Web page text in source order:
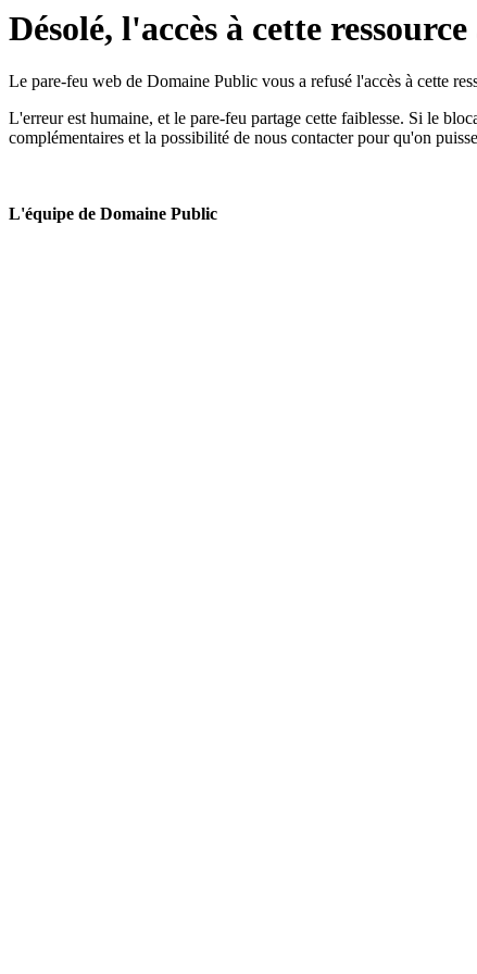
Désolé, l'accès à cette
Le pare-feu web de Domaine Public vous a refusé l'accès à cette
L'erreur est humaine, et le pare-feu partage cette faiblesse. Si le
complémentaires et la possibilité de nous contacter pour qu'on
L'équipe de Domaine Public